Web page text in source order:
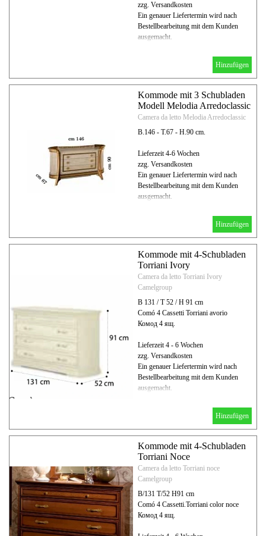
zzg. Versandkosten
Ein genauer Liefertermin wird nach
Bestellbearbeitung mit dem Kunden
ausgemacht.
Hinzufügen
Kommode mit 3 Schubladen
Modell Melodia Arredoclassic
Camera da letto Melodia Arredoclassic
B.146 - T.67 - H.90 cm.
Lieferzeit 4-6 Wochen
zzg. Versandkosten
Ein genauer Liefertermin wird nach
Bestellbearbeitung mit dem Kunden
ausgemacht.
Hinzufügen
Kommode mit 4-Schubladen
Torriani Ivory
Camera da letto Torriani Ivory
Camelgroup
B 131 / T 52 / H 91 cm
Comó 4 Cassetti Torriani avorio
Комод 4 ящ.
Lieferzeit 4 - 6 Wochen
zzg. Versandkosten
Ein genauer Liefertermin wird nach
Bestellbearbeitung mit dem Kunden
ausgemacht.
Hinzufügen
Kommode mit 4-Schubladen
Torriani Noce
Camera da letto Torriani noce
Camelgroup
B/131 T/52 H91 cm
Comó 4 Cassetti.Torriani color noce
Комод 4 ящ.